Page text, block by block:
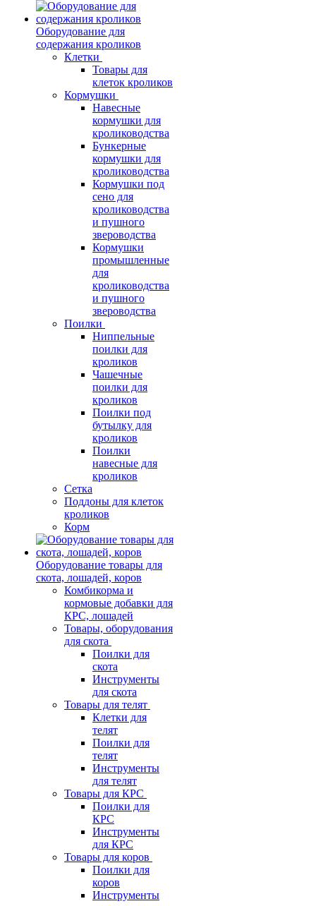
Оборудование для
содержания кроликов
Клетки
Товары для
клеток кроликов
Кормушки
Навесные
кормушки для
кролиководства
Бункерные
кормушки для
кролиководства
Кормушки под
сено для
кролиководства
и пушного
звероводства
Кормушки
промышленные
для
кролиководства
и пушного
звероводства
Поилки
Ниппельные
поилки для
кроликов
Чашечные
поилки для
кроликов
Поилки под
бутылку для
кроликов
Поилки
навесные для
кроликов
Сетка
Поддоны для клеток
кроликов
Корм
Оборудование товары для
скота, лошадей, коров
Комбикорма и
кормовые добавки для
КРС, лошадей
Товары, оборудования
для скота
Поилки для
скота
Инструменты
для скота
Товары для телят
Клетки для
телят
Поилки для
телят
Инструменты
для телят
Товары для КРС
Поилки для
КРС
Инструменты
для КРС
Товары для коров
Поилки для
коров
Инструменты